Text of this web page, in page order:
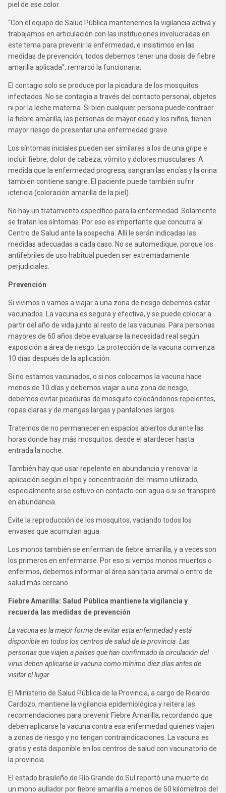
piel de ese color.
“Con el equipo de Salud Pública mantenemos la vigilancia activa y
trabajamos en articulación con las instituciones involucradas en
este tema para prevenir la enfermedad, e insistimos en las
medidas de prevención, todos debemos tener una dosis de fiebre
amarilla aplicada”, remarcó la funcionaria.
El contagio solo se produce por la picadura de los mosquitos
infectados. No se contagia a través del contacto personal, objetos
ni por la leche materna. Si bien cualquier persona puede contraer
la fiebre amarilla, las personas de mayor edad y los niños, tienen
mayor riesgo de presentar una enfermedad grave.
Los síntomas iniciales pueden ser similares a los de una gripe e
incluir fiebre, dolor de cabeza, vómito y dolores musculares. A
medida que la enfermedad progresa, sangran las encías y la orina
también contiene sangre. El paciente puede también sufrir
ictericia (coloración amarilla de la piel).
No hay un tratamiento específico para la enfermedad. Solamente
se tratan los síntomas. Por eso es importante que concurra al
Centro de Salud ante la sospecha. Allí le serán indicadas las
medidas adecuadas a cada caso. No se automedique, porque los
antifebriles de uso habitual pueden ser extremadamente
perjudiciales.
Prevención
Si vivimos o vamos a viajar a una zona de riesgo debemos estar
vacunados. La vacuna es segura y efectiva, y se puede colocar a
partir del año de vida junto al resto de las vacunas. Para personas
mayores de 60 años debe evaluarse la necesidad real según
exposición a área de riesgo. La protección de la vacuna comienza
10 días después de la aplicación.
Si no estamos vacunados, o si nos colocamos la vacuna hace
menos de 10 días y debemos viajar a una zona de riesgo,
debemos evitar picaduras de mosquito colocándonos repelentes,
ropas claras y de mangas largas y pantalones largos.
Tratemos de no permanecer en espacios abiertos durante las
horas donde hay más mosquitos: desde el atardecer hasta
entrada la noche.
También hay que usar repelente en abundancia y renovar la
aplicación según el tipo y concentración del mismo utilizado,
especialmente si se estuvo en contacto con agua o si se transpiró
en abundancia.
Evite la reproducción de los mosquitos, vaciando todos los
envases que acumulan agua.
Los monos también se enferman de fiebre amarilla, y a veces son
los primeros en enfermarse. Por eso si vemos monos muertos o
enfermos, debemos informar al área sanitaria animal o entro de
salud más cercano.
Fiebre Amarilla: Salud Pública mantiene la vigilancia y
recuerda las medidas de prevención
La vacuna es la mejor forma de evitar esta enfermedad y está
disponible en todos los centros de salud de la provincia. Las
personas que viajen a países que han confirmado la circulación del
virus deben aplicarse la vacuna como mínimo diez días antes de
visitar el lugar.
El Ministerio de Salud Pública de la Provincia, a cargo de Ricardo
Cardozo, mantiene la vigilancia epidemiológica y reitera las
recomendaciones para prevenir Fiebre Amarilla, recordando que
deben aplicarse la vacuna contra esa enfermedad quienes viajen
a zonas de riesgo y no tengan contraindicaciones. La vacuna es
gratis y está disponible en los centros de salud con vacunatorio de
la provincia.
El estado brasileño de Río Grande do Sul reportó una muerte de
un mono aullador por fiebre amarilla a menos de 50 kilómetros del